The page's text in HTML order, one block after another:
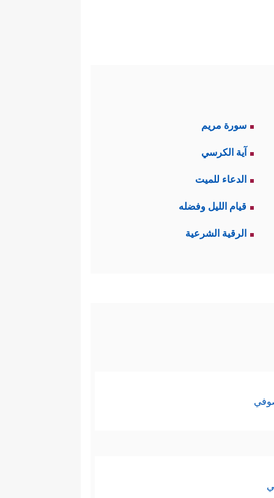
سورة مريم
آية الكرسي
الدعاء للميت
قيام الليل وفضله
الرقية الشرعية